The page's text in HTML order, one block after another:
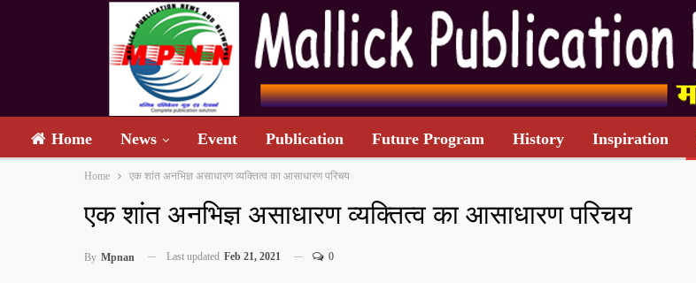
Home News Event Publication Future Program History Inspiration
Home एक शांत अनभिज्ञ असाधारण व्यक्तित्व का आसाधारण परिचय
एक शांत अनभिज्ञ असाधारण व्यक्तित्व का आसाधारण परिचय
By Mpnan Last updated Feb 21, 2021 0